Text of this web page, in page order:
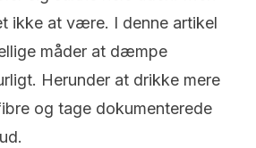
ikke at være. I denne artikel
måder at dæmpe
Herunder at drikke mere
og tage dokumenterede